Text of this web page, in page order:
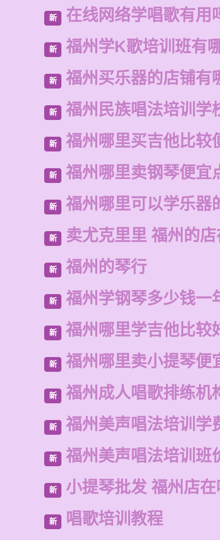
新 在线网络学唱歌有用
新 福州学K歌培训班有
新 福州买乐器的店铺有
新 福州民族唱法培训学
新 福州哪里买吉他比较
新 福州哪里卖钢琴便宜
新 福州哪里可以学乐器
新 卖尤克里里 福州的
新 福州的琴行
新 福州学钢琴多少钱一
新 福州哪里学吉他比较
新 福州哪里卖小提琴便
新 福州成人唱歌排练机
新 福州美声唱法培训学
新 福州美声唱法培训班
新 小提琴批发 福州店
新 唱歌培训教程